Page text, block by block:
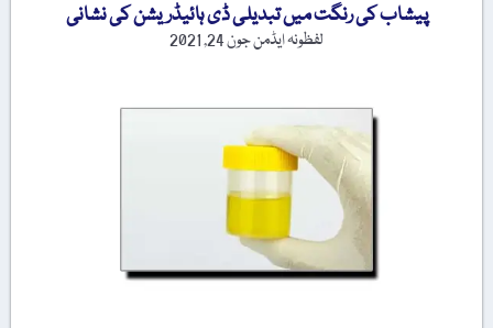
پیشاب کی رنگت میں تبدیلی ڈی ہائیڈریشن کی نشانی
لفظونہ ایڈمنجون 24, 2021